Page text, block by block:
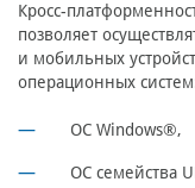
Кросc-
позволяет
и мобильных
операционных
ОС Windows®,
ОС семейства